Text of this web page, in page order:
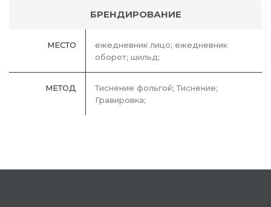
БРЕНДИРОВАНИЕ
МЕСТО
ежедневник лицо; ежедневник
оборот; шильд;
МЕТОД
Тиснение фольгой; Тиснение;
Гравировка;